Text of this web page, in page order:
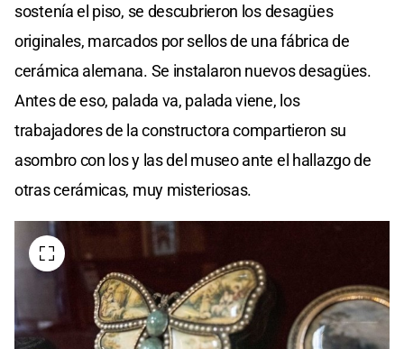
sostenía el piso, se descubrieron los desagües
originales, marcados por sellos de una fábrica de
cerámica alemana. Se instalaron nuevos desagües.
Antes de eso, palada va, palada viene, los
trabajadores de la constructora compartieron su
asombro con los y las del museo ante el hallazgo de
otras cerámicas, muy misteriosas.